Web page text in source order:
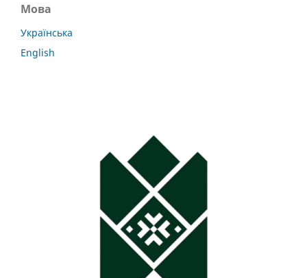
Мова
Українська
English